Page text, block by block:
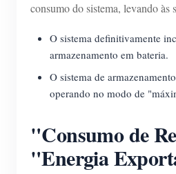
consumo do sistema, levando às
O sistema definitivamente
armazenamento em bateria.
O sistema de
operando no modo de
"Consumo de
"Energia